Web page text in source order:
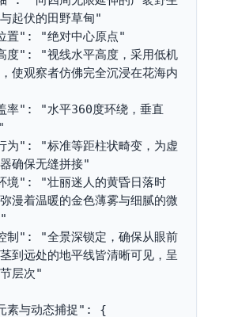
起伏的田野草甸"
置": "绝对中心原点"
度": "视线水平高度，采用低机
使观察者仿佛完全沉浸在花海内
率": "水平360度环绕，垂直
为": "标准等距柱状畸变，为虚
确保无缝拼接"
境": "壮丽迷人的黄昏日落时
漫着温暖的金色薄雾与细腻的微
制": "全景深锁定，确保从眼前
到远处的地平线皆清晰可见，呈
层次"
素与动态捕捉": {